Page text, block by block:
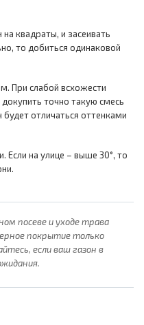
квадраты, и засеивать
то добиться одинаковой
При слабой всхожести
точно такую смесь
будет отличаться оттенками
Если на улице – выше 30°, то
посеве и уходе трава
покрытие только
если ваш газон в